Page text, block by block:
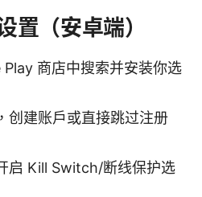
置（安卓端）
商店中搜索并安装你选
创建账户或直接跳过注册
启 Kill Switch/断线保护选